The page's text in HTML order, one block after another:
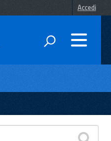
Accedi